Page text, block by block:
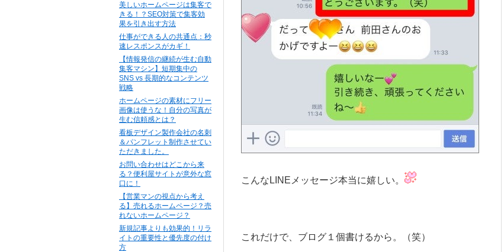
こんなLINEメッセージ本当に嬉しい。
これだけで、ブログ１個書けるから。（笑）
美しいホームページは集客で
きる！？SEO対策で集客効
果を引き出す方法
仕事ができる人の共通点：秒
速レスポンスがカギ！
【情報発信の継続が生む自動
集客マシン】短期集中の
SNS vs 長期的なコンテンツ
戦略
ホームページの素材にフリー
画像は使うな！自分の写真が
生む信頼感とは？
看板デザイン製作会社の名刺
＆パンフレット制作させてい
ただきました。
お問い合わせはどこから来
る？便利屋サイトが意外な窓
口に！
【営業マンの視点から考え
る】売れるホームページ？売
れないホームページ？
新規記事よりも効果的！リラ
イトの重要性と優先度の付け
方